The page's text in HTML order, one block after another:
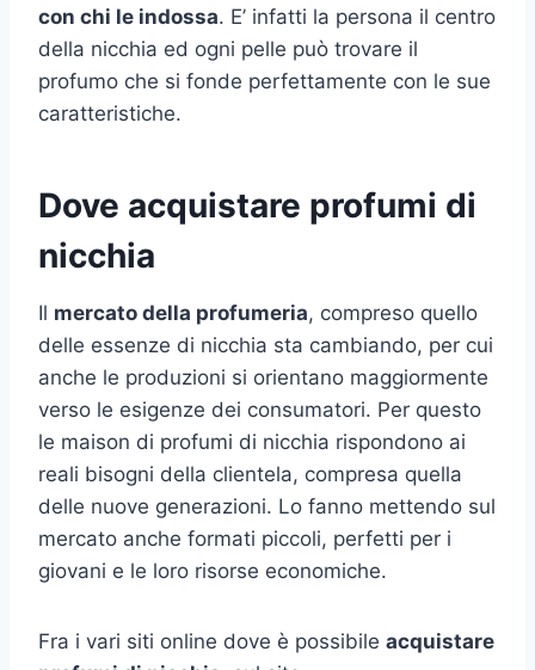
con chi le indossa. E’ infatti la persona il centro
della nicchia ed ogni pelle può trovare il
profumo che si fonde perfettamente con le sue
caratteristiche.
Dove acquistare profumi di
nicchia
Il mercato della profumeria, compreso quello
delle essenze di nicchia sta cambiando, per cui
anche le produzioni si orientano maggiormente
verso le esigenze dei consumatori. Per questo
le maison di profumi di nicchia rispondono ai
reali bisogni della clientela, compresa quella
delle nuove generazioni. Lo fanno mettendo sul
mercato anche formati piccoli, perfetti per i
giovani e le loro risorse economiche.
Fra i vari siti online dove è possibile acquistare